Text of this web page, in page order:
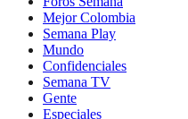
Mejor Colombia
Semana Play
Mundo
Confidenciales
Semana TV
Gente
Especiales